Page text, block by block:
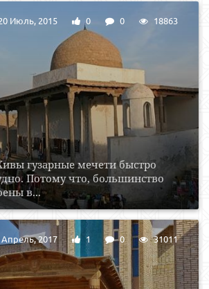
гузарные мечети быстро
Потому что, большинство
в...
Июль, 2015 0 0 18863
Апрель, 2017 1 0 31011